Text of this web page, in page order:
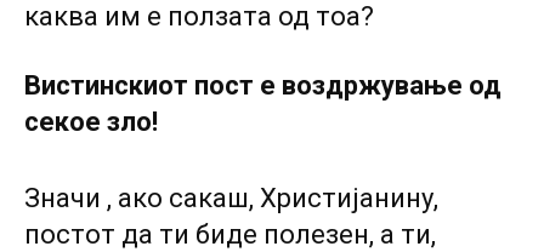
каква им е ползата од тоа?
Вистинскиот пост е воздржување од
секое зло!
Значи , ако сакаш, Христијанину,
постот да ти биде полезен, а ти,